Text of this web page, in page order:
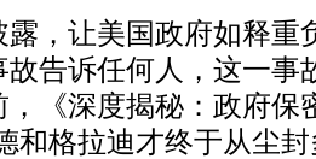
让美国政府如释重
故告诉任何人，这一事
《深度揭秘：政府保
和格拉迪才终于从尘